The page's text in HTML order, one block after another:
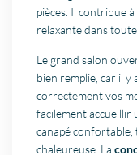
pièces. Il contribue
relaxante dans toute
Le grand salon
bien remplie, car il y
correctement vos
facilement accueillir
canapé
chaleureuse. La